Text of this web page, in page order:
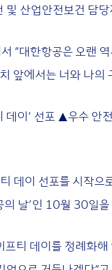
및 산업안전보건 담
“대한항공은 오랜
앞에서는 너와 나의
데이’ 선포 ▲우수 안
데이 선포를 시작으
의 날’인 10월 30일
프티 데이를 정례화